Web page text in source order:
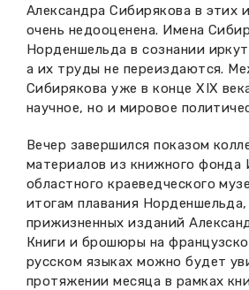
Александра Сибирякова в этих
очень недооценена. Имена
Норденшельда в сознании
а их труды не переиздаются.
Сибирякова уже в конце XIX
научное, но и мировое
Вечер завершился показом
материалов из книжного фонда
областного краеведческого
итогам плавания
прижизненных изданий
Книги и брошюры на
русском языках можно будет
протяжении месяца в рамках